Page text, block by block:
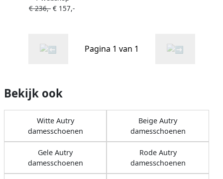
Groen
€ 236,- € 157,-
Pagina 1 van 1
Bekijk ook
Witte Autry
damesschoenen
Beige Autry
damesschoenen
Gele Autry
damesschoenen
Rode Autry
damesschoenen